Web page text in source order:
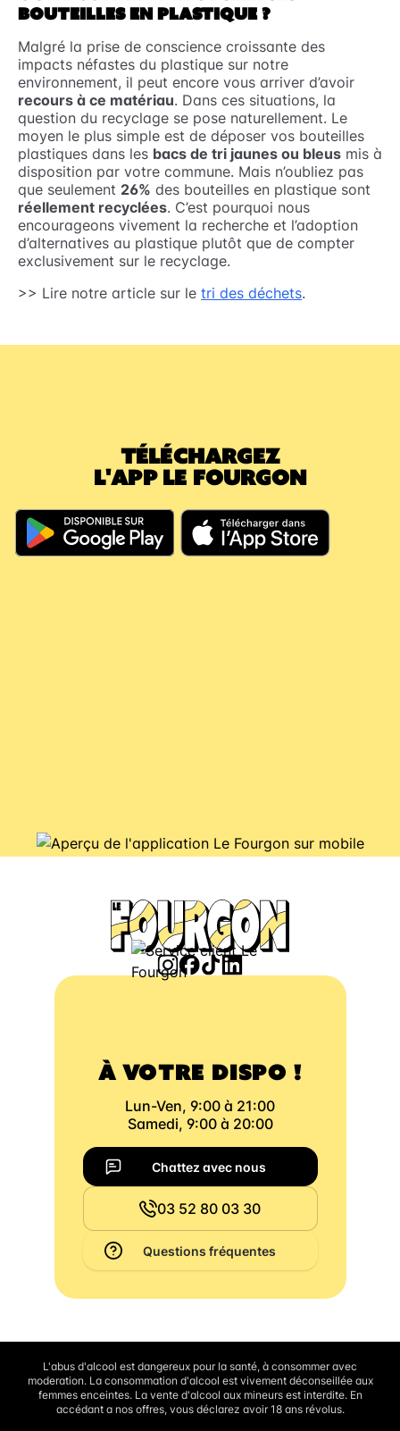
BOUTEILLES EN PLASTIQUE ?
Malgré la prise de conscience croissante des
impacts néfastes du plastique sur notre
environnement, il peut encore vous arriver d’avoir
recours à ce matériau. Dans ces situations, la
question du recyclage se pose naturellement. Le
moyen le plus simple est de déposer vos bouteilles
plastiques dans les bacs de tri jaunes ou bleus mis à
disposition par votre commune. Mais n’oubliez pas
que seulement 26% des bouteilles en plastique sont
réellement recyclées. C’est pourquoi nous
encourageons vivement la recherche et l’adoption
d’alternatives au plastique plutôt que de compter
exclusivement sur le recyclage.
>> Lire notre article sur le tri des déchets.
TÉLÉCHARGEZ
L'APP LE FOURGON
À VOTRE DISPO !
Lun-Ven, 9:00 à 21:00
Samedi, 9:00 à 20:00
Chattez avec nous
03 52 80 03 30
Questions fréquentes
L'abus d'alcool est dangereux pour la santé, à consommer avec
moderation. La consommation d'alcool est vivement déconseillée aux
femmes enceintes. La vente d'alcool aux mineurs est interdite. En
accédant a nos offres, vous déclarez avoir 18 ans révolus.